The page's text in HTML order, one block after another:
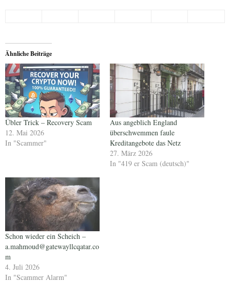
Ähnliche Beiträge
Übler Trick – Recovery Scam
12. Mai 2026
In "Scammer"
Aus angeblich England
überschwemmen faule
Kreditangebote das Netz
27. März 2026
In "419 er Scam (deutsch)"
Schon wieder ein Scheich –
a.mahmoud@gatewayllcqatar.co
m
4. Juli 2026
In "Scammer Alarm"